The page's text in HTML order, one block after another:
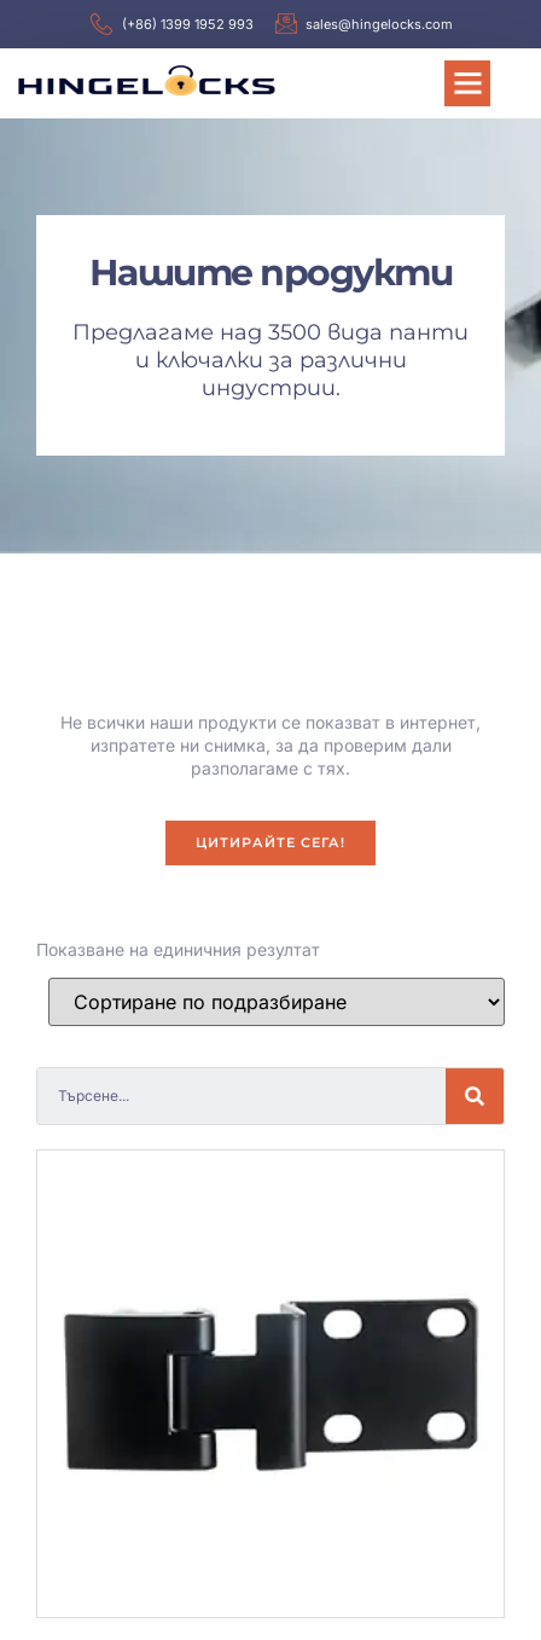
(+86) 1399 1952 993 sales@hingelocks.com
Нашите продукти
Предлагаме над 3500 вида панти
и ключалки за различни
индустрии.
Не всички наши продукти се показват в интернет,
изпратете ни снимка, за да проверим дали
разполагаме с тях.
ЦИТИРАЙТЕ СЕГА!
Показване на единичния резултат